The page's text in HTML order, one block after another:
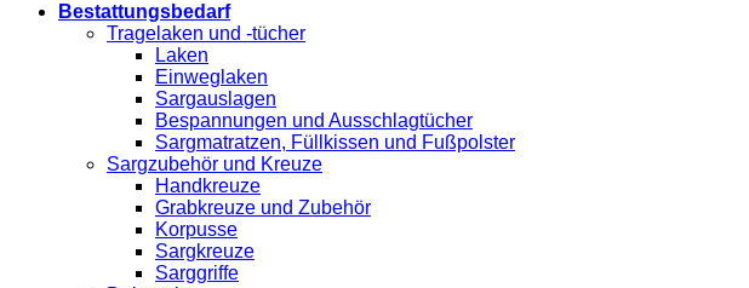
Bestattungsbedarf
Tragelaken und -tücher
Laken
Einweglaken
Sargauslagen
Bespannungen und Ausschlagtücher
Sargmatratzen, Füllkissen und Fußpolster
Sargzubehör und Kreuze
Handkreuze
Grabkreuze und Zubehör
Korpusse
Sargkreuze
Sarggriffe